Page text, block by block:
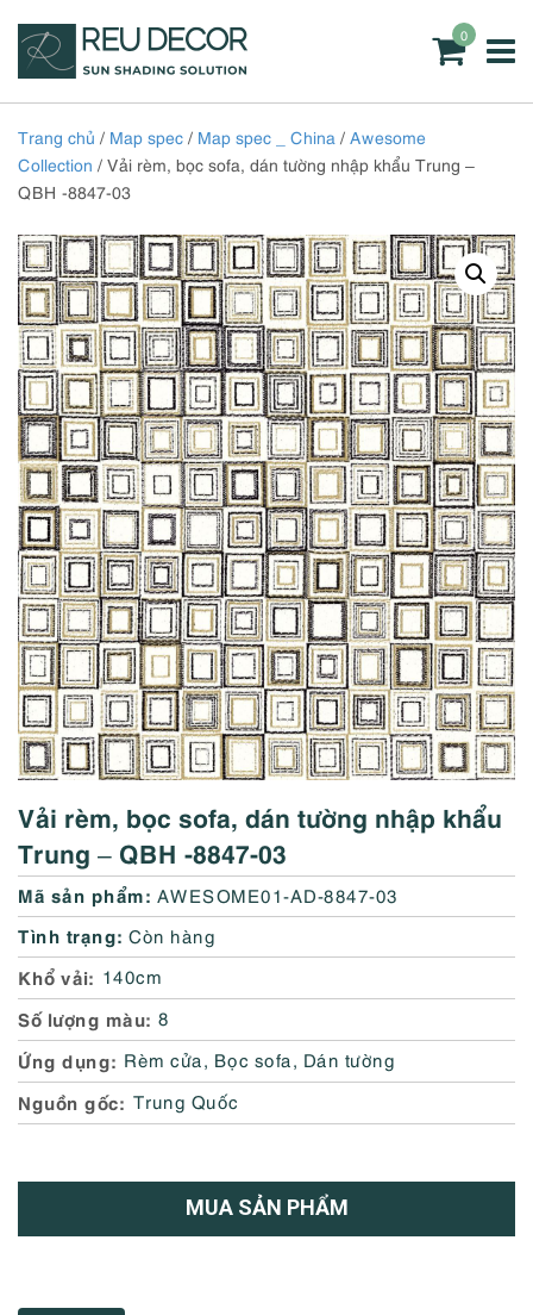
0
Trang chủ / Map spec / Map spec _ China / Awesome
Collection / Vải rèm, bọc sofa, dán tường nhập khẩu Trung –
QBH -8847-03
Vải rèm, bọc sofa, dán tường nhập khẩu
Trung – QBH -8847-03
Mã sản phẩm: AWESOME01-AD-8847-03
Tình trạng: Còn hàng
Khổ vải 140cm
Số lượng màu 8
Ứng dụng Rèm cửa, Bọc sofa, Dán tường
Nguồn gốc Trung Quốc
MUA SẢN PHẨM